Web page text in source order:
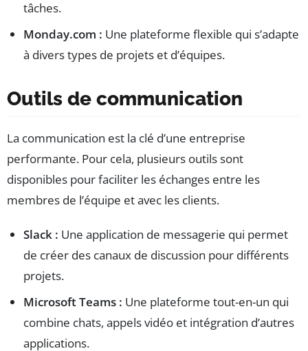
tâches.
Monday.com : Une plateforme flexible qui s’adapte
à divers types de projets et d’équipes.
Outils de communication
La communication est la clé d’une entreprise
performante. Pour cela, plusieurs outils sont
disponibles pour faciliter les échanges entre les
membres de l’équipe et avec les clients.
Slack : Une application de messagerie qui permet
de créer des canaux de discussion pour différents
projets.
Microsoft Teams : Une plateforme tout-en-un qui
combine chats, appels vidéo et intégration d’autres
applications.